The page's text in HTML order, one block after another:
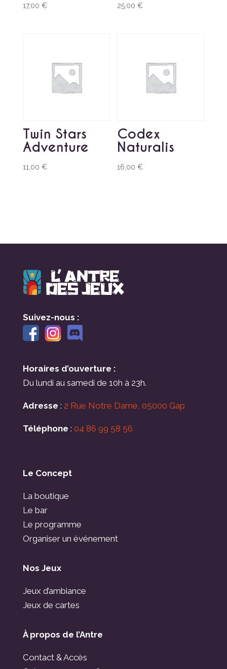
17,00 € 25,00€
Twin Stars
Adventure
11,00 €
Codex
Naturalis
16,00€
Suivez-nous :
Horaires d’ouverture :
Du lundi au samedi de 10h à 23h.
Adresse : 2 Rue Notre Dame, 05000 Gap
Téléphone : 04 86 99 58 56
Le Concept
La boutique
Le bar
Le programme
Organiser un événement
Nos Jeux
Jeux d’ambiance
Jeux de cartes
À propos de l’Antre
Contact & Accès